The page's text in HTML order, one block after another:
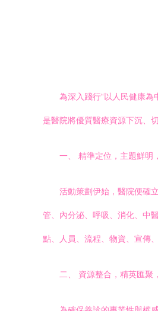
為深入踐行“以人民健康為
是醫院將優質醫療資源下沉、
一、 精準定位，主題鮮明
活動策劃伊始，醫院便確
管、內分泌、呼吸、消化、中
點、人員、流程、物資、宣傳
二、 資源整合，精英匯聚